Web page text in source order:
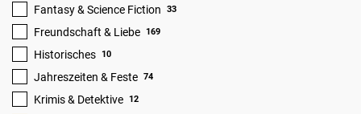
Fantasy & Science Fiction 33
Freundschaft & Liebe 169
Historisches 10
Jahreszeiten & Feste 74
Krimis & Detektive 12